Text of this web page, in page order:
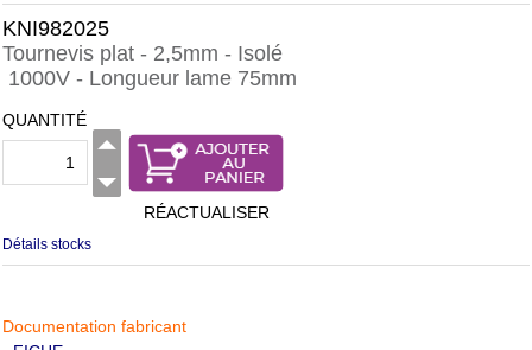
KNI982025
Tournevis plat - 2,5mm - Isolé
1000V - Longueur lame 75mm
QUANTITÉ
RÉACTUALISER
Détails stocks
Documentation fabricant